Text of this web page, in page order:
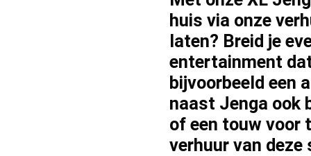
huis via onze
laten? Breid je
entertainment
bijvoorbeeld een
naast Jenga ook
of een touw voor
verhuur van deze